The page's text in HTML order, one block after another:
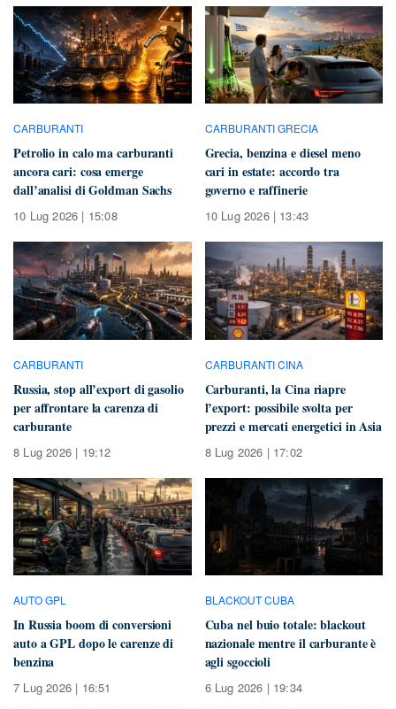
CARBURANTI
Petrolio in calo ma carburanti
ancora cari: cosa emerge
dall’analisi di Goldman Sachs
10 Lug 2026 | 15:08
CARBURANTI GRECIA
Grecia, benzina e diesel meno
cari in estate: accordo tra
governo e raffinerie
10 Lug 2026 | 13:43
CARBURANTI
Russia, stop all’export di gasolio
per affrontare la carenza di
carburante
8 Lug 2026 | 19:12
CARBURANTI CINA
Carburanti, la Cina riapre
l’export: possibile svolta per
prezzi e mercati energetici in Asia
8 Lug 2026 | 17:02
AUTO GPL
In Russia boom di conversioni
auto a GPL dopo le carenze di
benzina
7 Lug 2026 | 16:51
BLACKOUT CUBA
Cuba nel buio totale: blackout
nazionale mentre il carburante è
agli sgoccioli
6 Lug 2026 | 19:34